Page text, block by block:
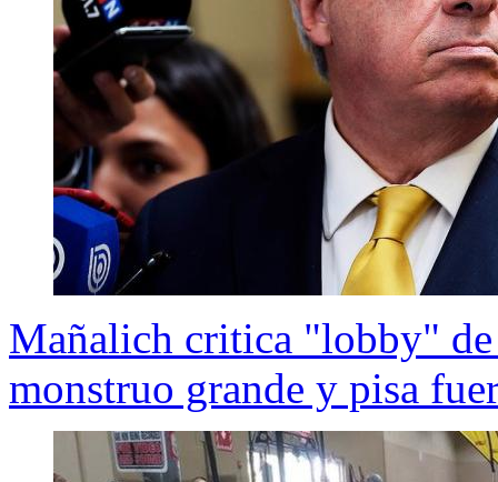
Mañalich critica "lobby"
monstruo grande y pisa